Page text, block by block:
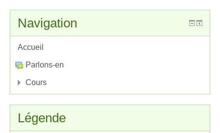
Navigation
Accueil
Parlons-en
Cours
Légende